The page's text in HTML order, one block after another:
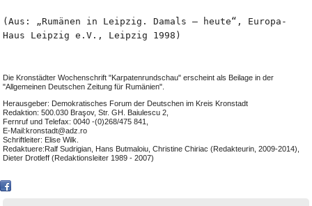
(Aus: „Rumänen in Leipzig. Damals – heute“, Europa-
Haus Leipzig e.V., Leipzig 1998)
Die Kronstädter Wochenschrift "Karpatenrundschau" erscheint als Beilage in der
"Allgemeinen Deutschen Zeitung für Rumänien".
Herausgeber: Demokratisches Forum der Deutschen im Kreis Kronstadt
Redaktion: 500.030 Braşov, Str. GH. Baiulescu 2,
Fernruf und Telefax: 0040 -(0)268/475 841,
E-Mail:kronstadt@adz.ro
Schriftleiter: Elise Wilk.
Redaktuere:Ralf Sudrigian, Hans Butmaloiu, Christine Chiriac (Redakteurin, 2009-2014),
Dieter Drotleff (Redaktionsleiter 1989 - 2007)